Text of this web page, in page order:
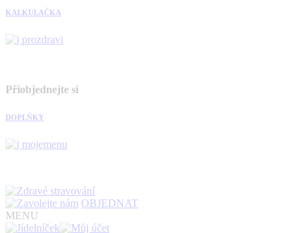
KALKULAČKA
Přiobjednejte si
DOPLŇKY
OBJEDNAT
MENU